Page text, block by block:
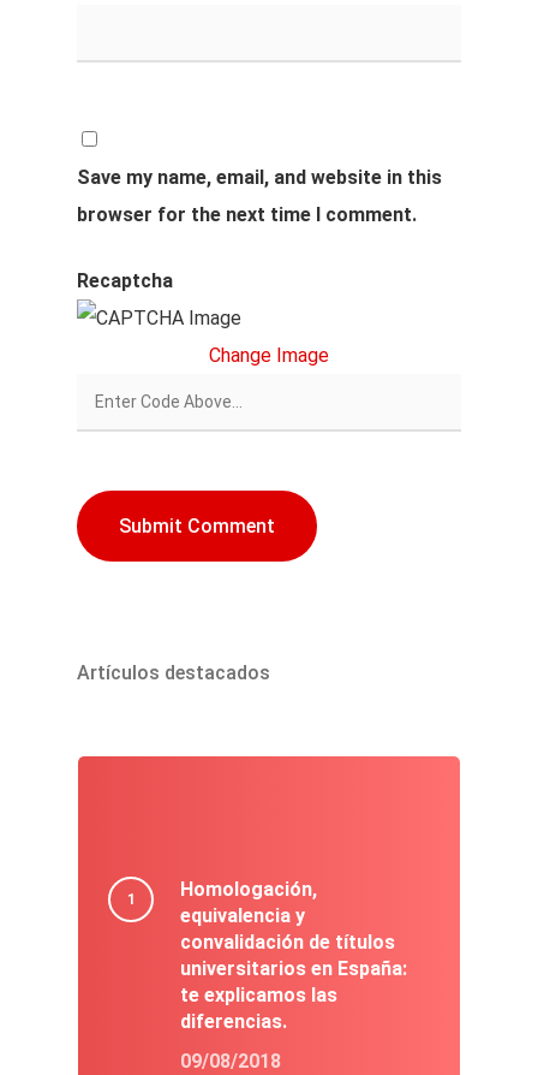
Save my name, email, and website in this
browser for the next time I comment.
Recaptcha
Change Image
Artículos destacados
Homologación,
equivalencia y
convalidación de títulos
universitarios en España:
te explicamos las
diferencias.
09/08/2018